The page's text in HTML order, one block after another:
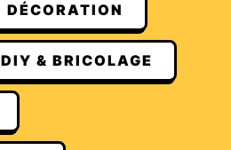
DÉCORATION
DIY & BRICOLAGE